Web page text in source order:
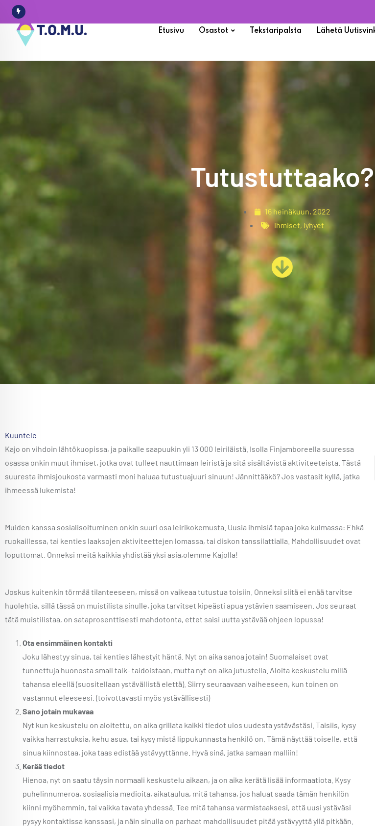
Etusivu Osastot Tekstaripalsta Lähetä
Tutustuttaako?
16 heinäkuun, 2022
Ihmiset, lyhyet
Kuuntele
Kajo on vihdoin lähtökuopissa, ja paikalle saapuukin yli 13 000 leiriläistä. Isolla Finjamboreella suuressa
osassa onkin muut ihmiset, jotka ovat tulleet nauttimaan leiristä ja sitä sisältävistä aktiviteeteista. Tästä
suuresta ihmisjoukosta varmasti moni haluaa tutustuajuuri sinuun! Jännittääkö? Jos vastasit kyllä, jatka
ihmeessä lukemista!
Muiden kanssa sosialisoituminen onkin suuri osa leirikokemusta. Uusia ihmisiä tapaa joka kulmassa: Ehkä
ruokaillessa, tai kenties laaksojen aktiviteettejen lomassa, tai diskon tanssilattialla. Mahdollisuudet ovat
loputtomat. Onneksi meitä kaikkia yhdistää yksi asia,olemme Kajolla!
Joskus kuitenkin törmää tilanteeseen, missä on vaikeaa tutustua toisiin. Onneksi siitä ei enää tarvitse
huolehtia, sillä tässä on muistilista sinulle, joka tarvitset kipeästi apua ystävien saamiseen. Jos seuraat
tätä muistilistaa, on sataprosenttisesti mahdotonta, ettet saisi uutta ystävää ohjeen lopussa!
Ota ensimmäinen kontakti
Joku lähestyy sinua, tai kenties lähestyit häntä. Nyt on aika sanoa jotain! Suomalaiset ovat
tunnettuja huonosta small talk- taidoistaan, mutta nyt on aika jutustella. Aloita keskustelu millä
tahansa eleellä (suositellaan ystävällistä elettä). Siirry seuraavaan vaiheeseen, kun toinen on
vastannut eleeseesi. (toivottavasti myös ystävällisesti)
Sano jotain mukavaa
Nyt kun keskustelu on aloitettu, on aika grillata kaikki tiedot ulos uudesta ystävästäsi. Taisiis, kysy
vaikka harrastuksia, kehu asua, tai kysy mistä lippukunnasta henkilö on. Tämä näyttää toiselle, että
sinua kiinnostaa, joka taas edistää ystävyyttänne. Hyvä sinä, jatka samaan malliin!
Kerää tiedot
Hienoa, nyt on saatu täysin normaali keskustelu aikaan, ja on aika kerätä lisää informaatiota. Kysy
puhelinnumeroa, sosiaalisia medioita, aikataulua, mitä tahansa, jos haluat saada tämän henkilön
kiinni myöhemmin, tai vaikka tavata yhdessä. Tee mitä tahansa varmistaaksesi, että uusi ystäväsi
pysyy kontaktissa kanssasi, ja näin sinulla on parhaat mahdollisuudet pitää ystävyyttä yllä pitkään.